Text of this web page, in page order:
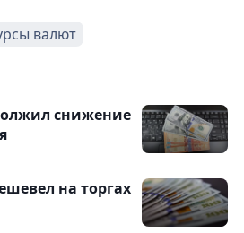
валют
снижение
на торгах